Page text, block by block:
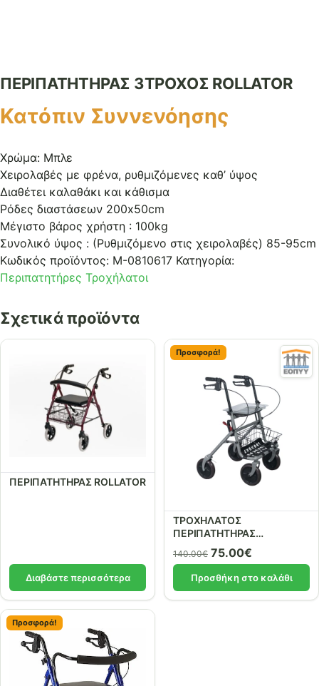
ΠΕΡΙΠΑΤΗΤΗΡΑΣ 3ΤΡΟΧΟΣ ROLLATOR
Κατόπιν Συννενόησης
Χρώμα: Μπλε
Χειρολαβές με φρένα, ρυθμιζόμενες καθ’ ύψος
Διαθέτει καλαθάκι και κάθισμα
Ρόδες διαστάσεων 200x50cm
Μέγιστο βάρος χρήστη : 100kg
Συνολικό ύψος : (Ρυθμιζόμενο στις χειρολαβές) 85-95cm
Κωδικός προϊόντος: Μ-0810617 Κατηγορία:
Περιπατητήρες Τροχήλατοι
Σχετικά προϊόντα
ΠΕΡΙΠΑΤΗΤΗΡΑΣ ROLLATOR
Διαβάστε περισσότερα
Προσφορά!
ΤΡΟΧΗΛΑΤΟΣ
ΠΕΡΙΠΑΤΗΤΗΡΑΣ
(ROLLATOR)
140.00€ Original
price
was:
140.00€.
75.00€
price
is:
75.00€.
Προσθήκη στο καλάθι
Προσφορά!